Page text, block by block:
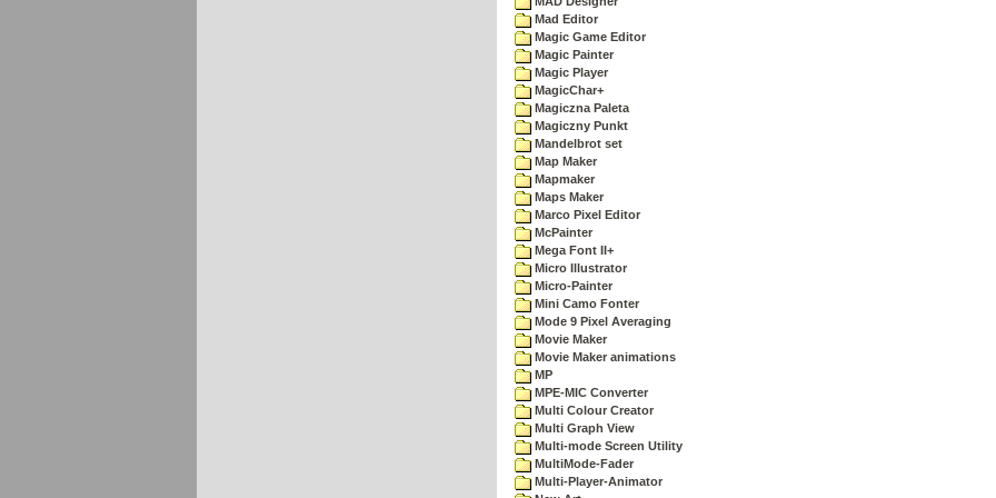
Mad Editor
Magic Game Editor
Magic Painter
Magic Player
MagicChar+
Magiczna Paleta
Magiczny Punkt
Mandelbrot set
Map Maker
Mapmaker
Maps Maker
Marco Pixel Editor
McPainter
Mega Font II+
Micro Illustrator
Micro-Painter
Mini Camo Fonter
Mode 9 Pixel Averaging
Movie Maker
Movie Maker animations
MP
MPE-MIC Converter
Multi Colour Creator
Multi Graph View
Multi-mode Screen Utility
MultiMode-Fader
Multi-Player-Animator